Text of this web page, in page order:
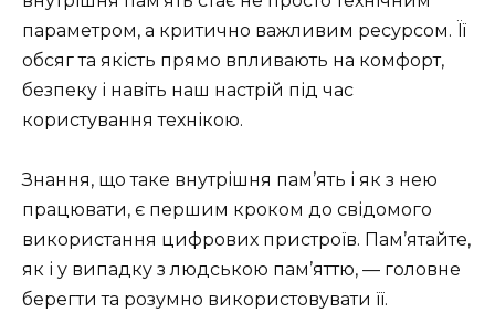
параметром, а критично важливим ресурсом. Її
обсяг та якість прямо впливають на комфорт,
безпеку і навіть наш настрій під час
користування технікою.
Знання, що таке внутрішня пам’ять і як з нею
працювати, є першим кроком до свідомого
використання цифрових пристроїв. Пам’ятайте,
як і у випадку з людською пам’яттю, — головне
берегти та розумно використовувати її.